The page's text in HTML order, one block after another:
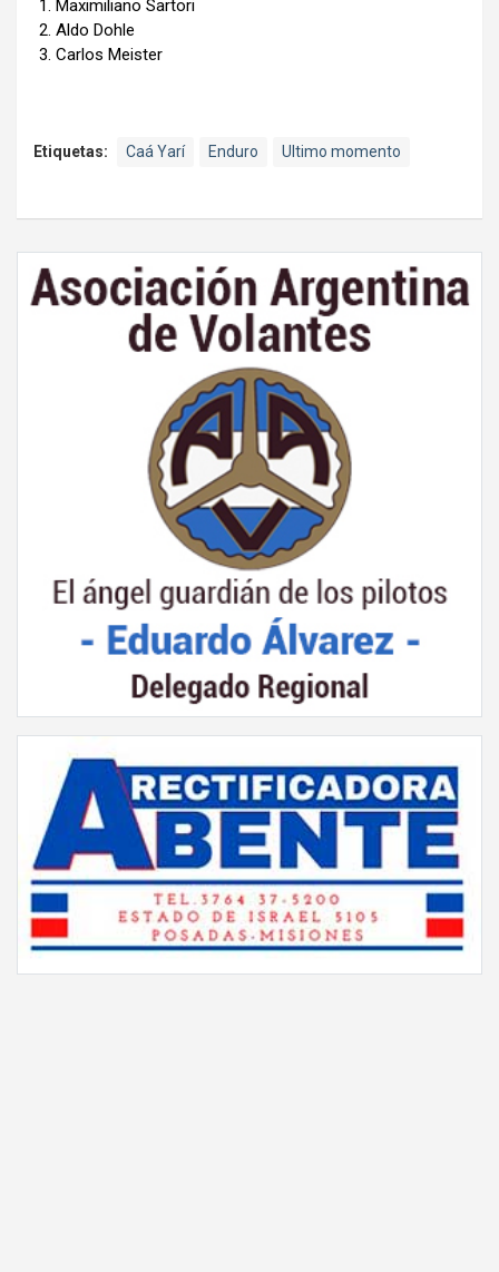
Maximiliano Sartori
Aldo Dohle
Carlos Meister
Etiquetas: Caá Yarí Enduro Ultimo momento